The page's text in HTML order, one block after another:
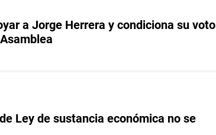
a Jorge Herrera y condiciona su voto
Ley de sustancia económica no se